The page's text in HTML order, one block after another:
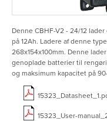
Denne CBHF-V2 - 24/12
på 12Ah. Ladere af denne
268x154x100mm. Denne
genoplade batterier til
og maksimum kapacitet på
15323_User-